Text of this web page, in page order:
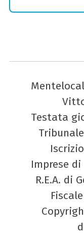
Testata
Imprese di
R.E.A. di